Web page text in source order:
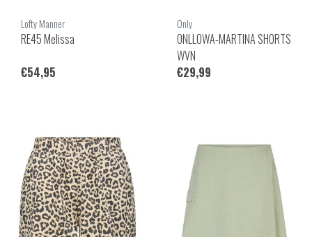
Lofty Manner
RE45 Melissa
€54,95
Only
ONLLOWA-MARTINA SHORTS
WVN
€29,99